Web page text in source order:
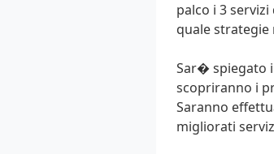
palco i 3
quale
Sar� spiegato
scopriranno i
Saranno
migliorati